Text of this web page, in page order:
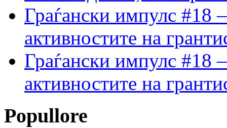
Граѓански импулс #18
активностите на
Граѓански импулс #18
активностите на
Popullore